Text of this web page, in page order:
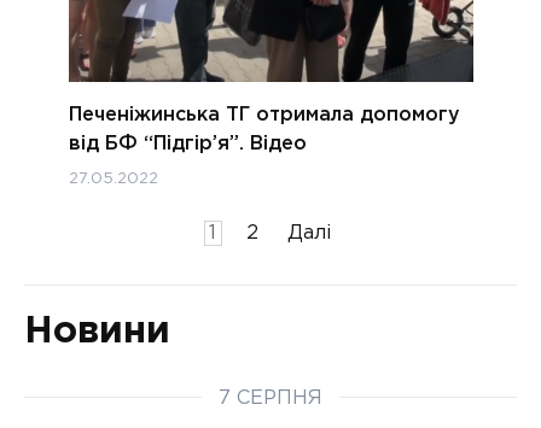
Печеніжинська ТГ отримала допомогу
від БФ “Підгір’я”. Відео
27.05.2022
2 Далі
Новини
7 СЕРПНЯ